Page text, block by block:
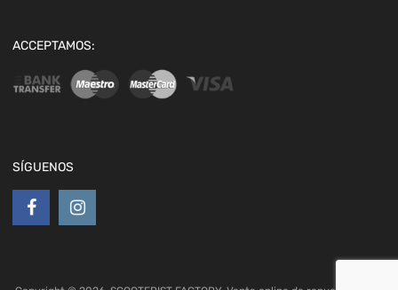
ACCEPTAMOS:
SÍGUENOS